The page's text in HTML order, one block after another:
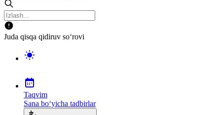
Juda qisqa qidiruv so‘rovi
Taqvim
Sana bo‘yicha tadbirlar